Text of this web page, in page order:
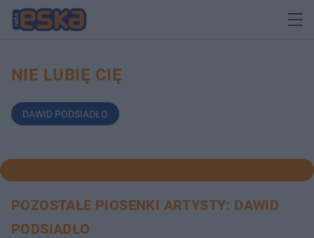
NIE LUBIĘ CIĘ
DAWID PODSIADŁO
POZOSTAŁE PIOSENKI ARTYSTY: DAWID
PODSIADŁO